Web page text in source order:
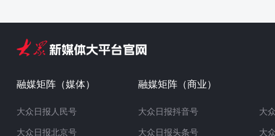
融媒矩阵（媒体）
大众日报人民号
大众日报北京号
融媒矩阵（商业）
大众日报抖音号
大众日报头条号
大
大